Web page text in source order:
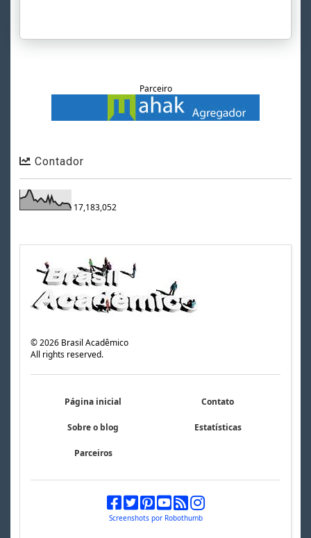
Parceiro
Contador
17,183,052
©2026 Brasil Acadêmico
All rights reserved.
Página inicial Contato
Sobre o blog Estatísticas
Parceiros
Screenshots por Robothumb